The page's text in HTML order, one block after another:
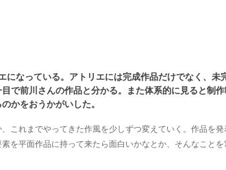
になっている。アトリエには完成作品だけでなく、
で前川さんの作品と分かる。また体系的に見ると制
かをおうかがいした。
これまでやってきた作風を少しずつ変えていく。作品を
を平面作品に持って来たら面白いかなとか、そんなことを